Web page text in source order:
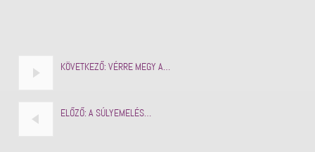
KÖVETKEZŐ: VÉRRE MEGY A…
ELŐZŐ: A SÚLYEMELÉS…